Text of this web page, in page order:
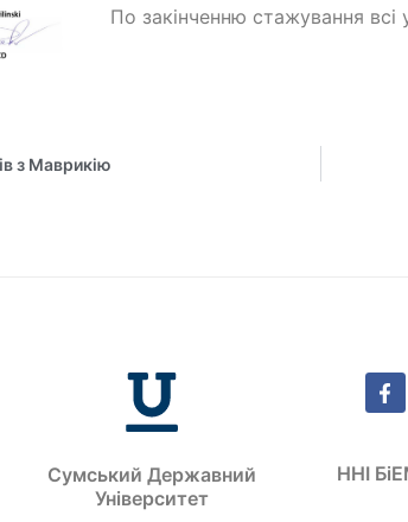
По закінченню стажування
з Маврикію
Сумський Державний
Університет
ННІ